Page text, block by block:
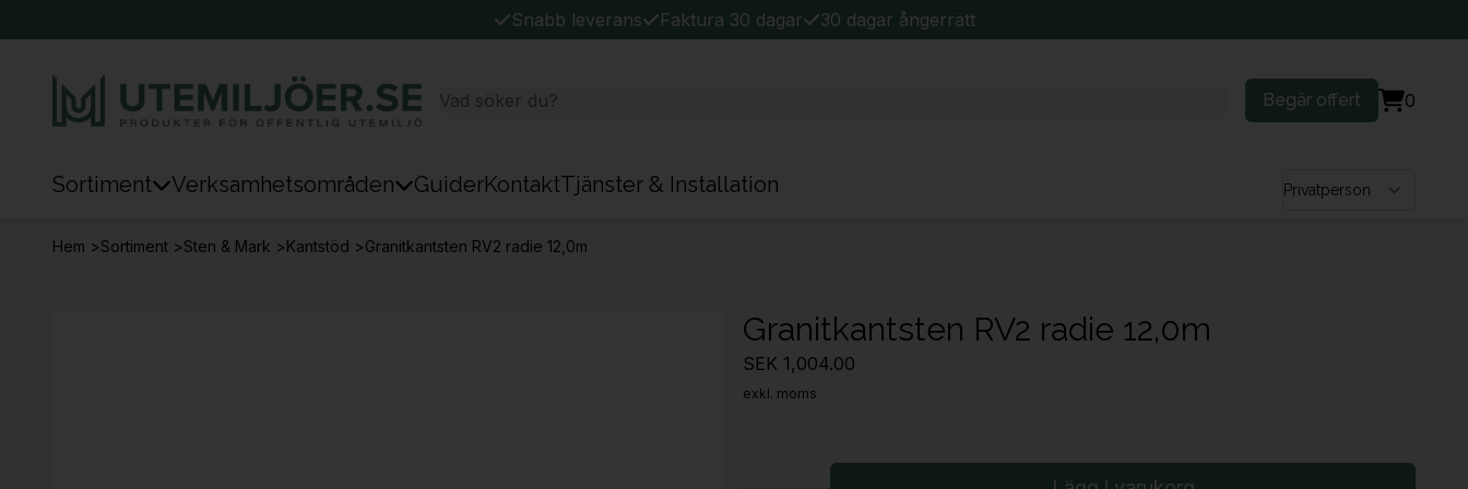
Snabb leverans Faktura 30 dagar 30 dagar ångerrätt
Begär offert 0
Sortiment Verksamhetsområden GuiderKontaktTjänster & Installation Välj kundtyp
Hem >Sortiment >Sten & Mark >Kantstöd >Granitkantsten RV2 radie 12,0m
Granitkantsten RV2 radie 12,0m
SEK 1,004.00
exkl. moms